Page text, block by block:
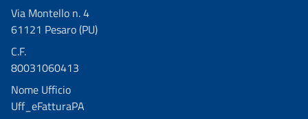
Via Montello n. 4
61121 Pesaro (PU)
C.F.
80031060413
Nome Ufficio
Uff_eFatturaPA